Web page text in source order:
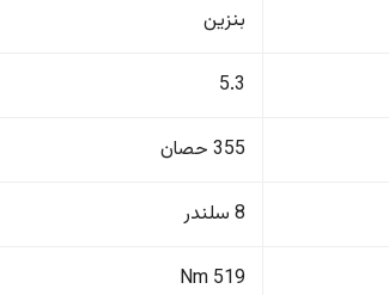
بنزين
5.3
355 حصان
8 سلندر
519 Nm